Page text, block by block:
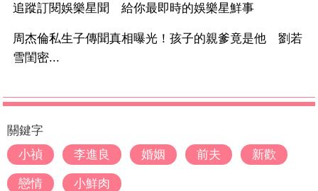
追蹤訂閱娛樂星聞 給你最即時的娛樂星鮮事
周杰倫私生子傳聞真相曝光！孩子的親爹竟是他 劉若
雪閨密...
關鍵字
小禎
李進良 婚姻 前夫 新歡
戀情 小鮮肉